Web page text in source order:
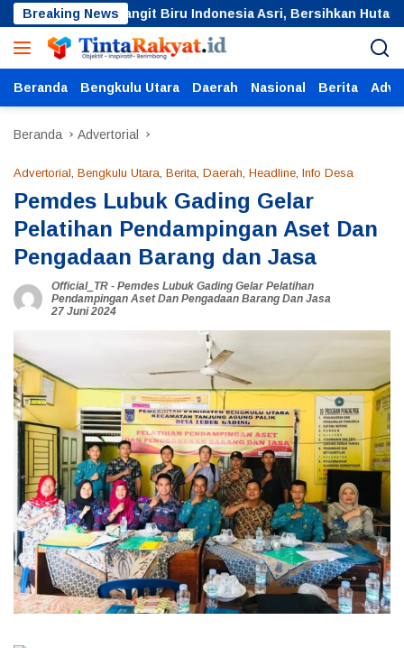
Langsung
ke
konten
Breaking News
Langit Biru Indonesia Asri, Bersihkan Hutan Kota
Beranda Bengkulu Utara Daerah Nasional Berita
Beranda Advertorial
Advertorial, Bengkulu Utara, Berita, Daerah, Headline, Info Desa
Pemdes Lubuk Gading Gelar
Pelatihan Pendampingan Aset Dan
Pengadaan Barang dan Jasa
Official_TR - Pemdes Lubuk Gading Gelar Pelatihan
Pendampingan Aset Dan Pengadaan Barang Dan Jasa
27 Juni 2024